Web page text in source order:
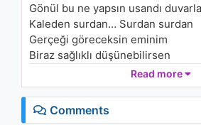
04:34
Soner
1.6K - 7
Gönül bu ne yapsın usandı
Kaleden surdan… Surdan surdan
Gerçeği göreceksin eminim
Biraz sağlıklı düşünebilirsen
Bakarsan eğriye doğruya
Belki yol alırsın o da alabilirsen
O zaman aklında belirgin
Boşluklar ve can alıcı sorular olursa
Read more
Comments